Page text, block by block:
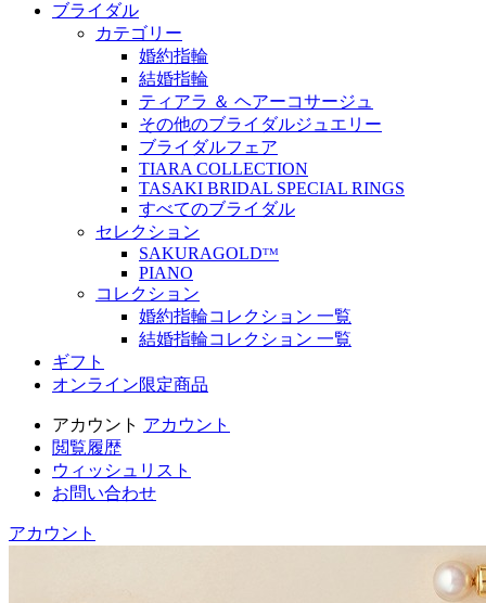
ブライダル
カテゴリー
婚約指輪
結婚指輪
ティアラ ＆ ヘアーコサージュ
その他のブライダルジュエリー
ブライダルフェア
TIARA COLLECTION
TASAKI BRIDAL SPECIAL RINGS
すべてのブライダル
セレクション
SAKURAGOLDᵀᴹ
PIANO
コレクション
婚約指輪コレクション 一覧
結婚指輪コレクション 一覧
ギフト
オンライン限定商品
アカウント アカウント
閲覧履歴
ウィッシュリスト
お問い合わせ
アカウント